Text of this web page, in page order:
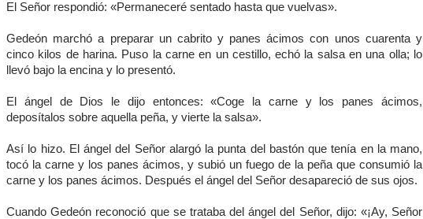
El Señor respondió: «Permaneceré sentado hasta que vuelvas».
Gedeón marchó a preparar un cabrito y panes ácimos con unos cuarenta y
cinco kilos de harina. Puso la carne en un cestillo, echó la salsa en una olla; lo
llevó bajo la encina y lo presentó.
El ángel de Dios le dijo entonces: «Coge la carne y los panes ácimos,
deposítalos sobre aquella peña, y vierte la salsa».
Así lo hizo. El ángel del Señor alargó la punta del bastón que tenía en la mano,
tocó la carne y los panes ácimos, y subió un fuego de la peña que consumió la
carne y los panes ácimos. Después el ángel del Señor desapareció de sus ojos.
Cuando Gedeón reconoció que se trataba del ángel del Señor, dijo: «¡Ay, Señor